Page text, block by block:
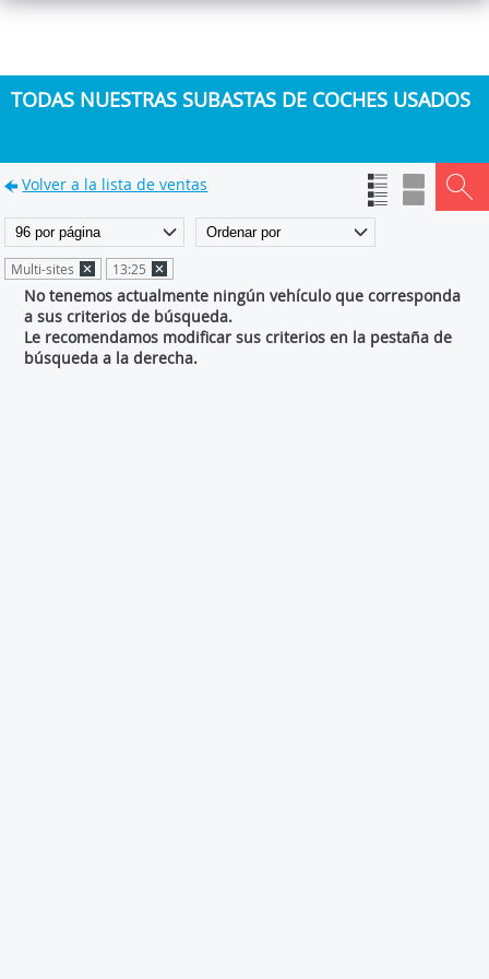
TODAS NUESTRAS SUBASTAS DE COCHES USADOS
Volver a la lista de ventas
Multi-sites 13:25
No tenemos actualmente ningún vehículo que corresponda
a sus criterios de búsqueda.
Le recomendamos modificar sus criterios en la pestaña de
búsqueda a la derecha.